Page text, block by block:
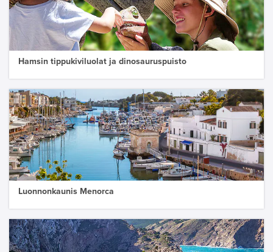
Hamsin tippukiviluolat ja dinosauruspuisto
Luonnonkaunis Menorca